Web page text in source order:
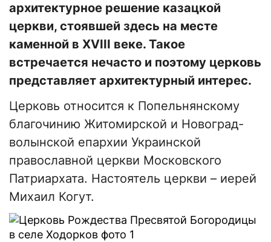
архитектурное решение казацкой
церкви, стоявшей здесь на месте
каменной в ХVIII веке. Такое
встречается нечасто и поэтому церковь
представляет архитектурный интерес.
Церковь относится к Попельнянскому
благочинию Житомирской и Новоград-
волынской епархии Украинской
православной церкви Московского
Патриархата. Настоятель церкви – иерей
Михаил Когут.